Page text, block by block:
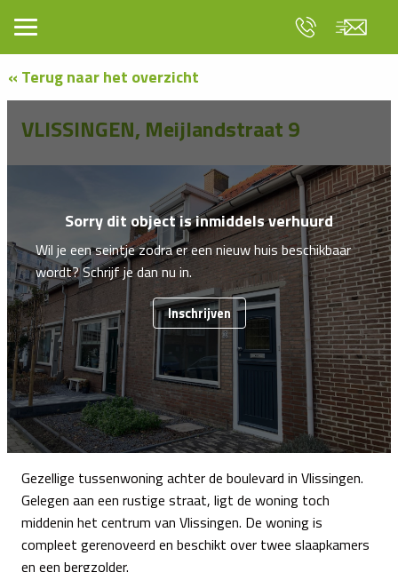
« Terug naar het overzicht
Sorry dit object is inmiddels verhuurd
Wil je een seintje zodra er een nieuw huis beschikbaar
wordt? Schrijf je dan nu in.
Inschrijven
VLISSINGEN, Meijlandstraat 9
Gezellige tussenwoning achter de boulevard in Vlissingen.
Gelegen aan een rustige straat, ligt de woning toch
middenin het centrum van Vlissingen. De woning is
compleet gerenoveerd en beschikt over twee slaapkamers
en een bergzolder.